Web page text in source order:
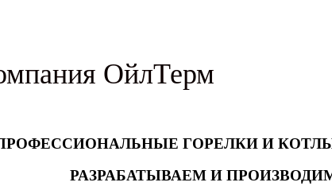
ОйлТерм
ГОРЕЛКИ И
РАЗРАБАТЫВАЕМ И ПРОИЗВОДИМ